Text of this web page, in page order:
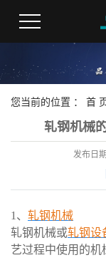
您当前的位置 ： 首
轧钢机械
发布日期
1、 轧钢机械
轧钢机械或轧钢设
艺过程中使用的